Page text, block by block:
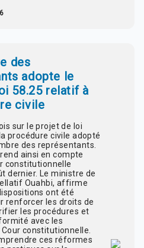
des
adopte le
58.25 relatif à
civile
sur le projet de loi
procédure civile adopté
des représentants.
ainsi en compte
constitutionnelle
dernier. Le ministre de
Ouahbi, affirme
ont été
renforcer les droits de
les procédures et
avec les
constitutionnelle.
ces réformes